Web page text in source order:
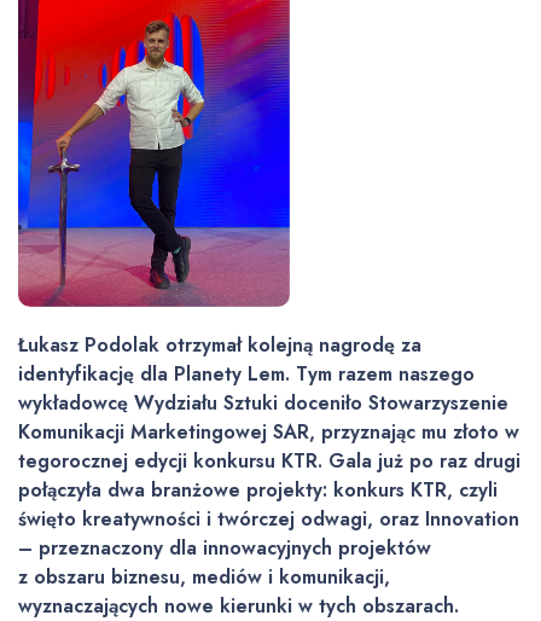
Łukasz Podolak otrzymał kolejną nagrodę za
identyfikację dla Planety Lem. Tym razem naszego
wykładowcę Wydziału Sztuki doceniło Stowarzyszenie
Komunikacji Marketingowej SAR, przyznając mu złoto w
tegorocznej edycji konkursu KTR. Gala już po raz drugi
połączyła dwa branżowe projekty: konkurs KTR, czyli
święto kreatywności i twórczej odwagi, oraz Innovation
– przeznaczony dla innowacyjnych projektów
z obszaru biznesu, mediów i komunikacji,
wyznaczających nowe kierunki w tych obszarach.